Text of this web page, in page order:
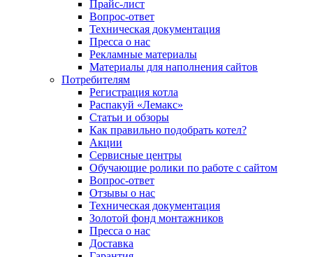
Прайс-лист
Вопрос-ответ
Техническая документация
Пресса о нас
Рекламные материалы
Материалы для наполнения сайтов
Потребителям
Регистрация котла
Распакуй «Лемакс»
Статьи и обзоры
Как правильно подобрать котел?
Акции
Сервисные центры
Обучающие ролики по работе с сайтом
Вопрос-ответ
Отзывы о нас
Техническая документация
Золотой фонд монтажников
Пресса о нас
Доставка